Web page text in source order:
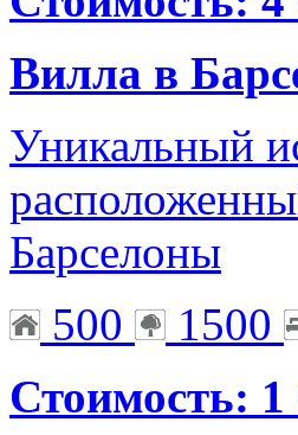
Вилла в
Уникальный
Барселоны
500
1500
Стоимость: 1